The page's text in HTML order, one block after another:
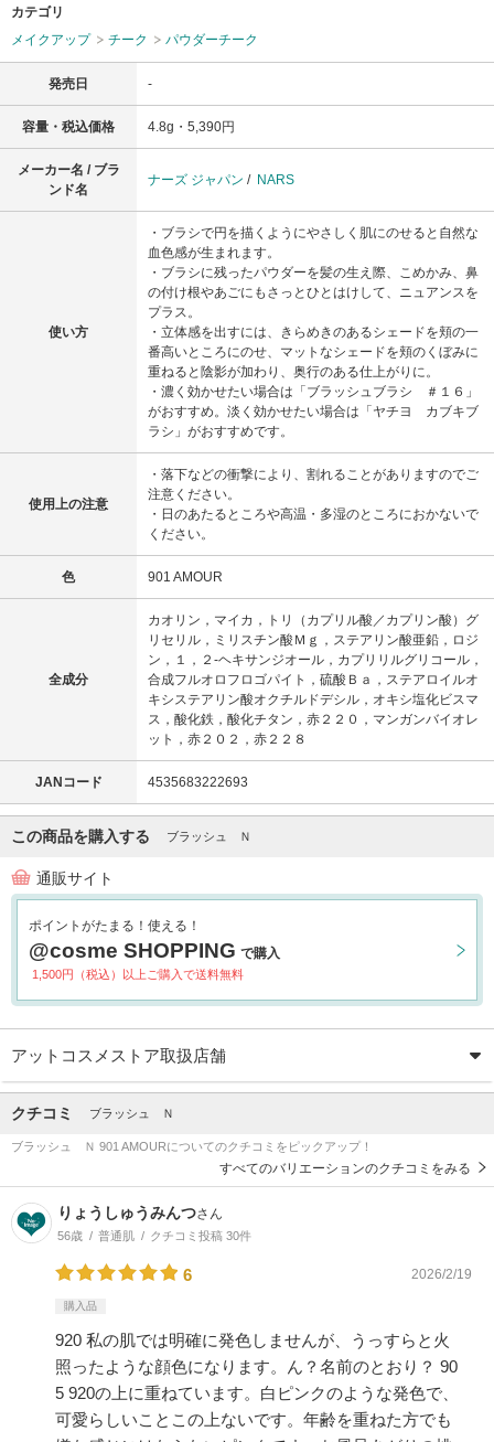
カテゴリ
メイクアップ
チーク パウダーチーク
発売日 -
容量・税込価格 4.8g・5,390円
メーカー名 / ブラ
ンド名
ナーズ ジャパン / NARS
使い方
・ブラシで円を描くようにやさしく肌にのせると自然な
血色感が生まれます。
・ブラシに残ったパウダーを髪の生え際、こめかみ、鼻
の付け根やあごにもさっとひとはけして、ニュアンスを
プラス。
・立体感を出すには、きらめきのあるシェードを頬の一
番高いところにのせ、マットなシェードを頬のくぼみに
重ねると陰影が加わり、奥行のある仕上がりに。
・濃く効かせたい場合は「ブラッシュブラシ ＃１６」
がおすすめ。淡く効かせたい場合は「ヤチヨ カブキブ
ラシ」がおすすめです。
使用上の注意
・落下などの衝撃により、割れることがありますのでご
注意ください。
・日のあたるところや高温・多湿のところにおかないで
ください。
色 901 AMOUR
全成分
カオリン，マイカ，トリ（カプリル酸／カプリン酸）グ
リセリル，ミリスチン酸Ｍｇ，ステアリン酸亜鉛，ロジ
ン，１，２-ヘキサンジオール，カプリリルグリコール，
合成フルオロフロゴパイト，硫酸Ｂａ，ステアロイルオ
キシステアリン酸オクチルドデシル，オキシ塩化ビスマ
ス，酸化鉄，酸化チタン，赤２２０，マンガンバイオレ
ット，赤２０２，赤２２８
JANコード 4535683222693
この商品を購入する ブラッシュ Ｎ
通販サイト
ポイントがたまる！使える！
@cosme SHOPPING で購入
1,500円（税込）以上ご購入で送料無料
アットコスメストア取扱店舗
クチコミ ブラッシュ Ｎ
ブラッシュ Ｎ 901 AMOURについてのクチコミをピックアップ！
すべてのバリエーションのクチコミをみる
りょうしゅうみんつさん
56歳 普通肌 クチコミ投稿 30件
6 2026/2/19
購入品
920 私の肌では明確に発色しませんが、うっすらと火
照ったような顔色になります。ん？名前のとおり？ 90
5 920の上に重ねています。白ピンクのような発色で、
可愛らしいことこの上ないです。年齢を重ねた方でも